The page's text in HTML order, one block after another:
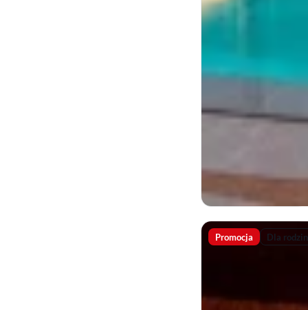
Promocja Dla rodzin